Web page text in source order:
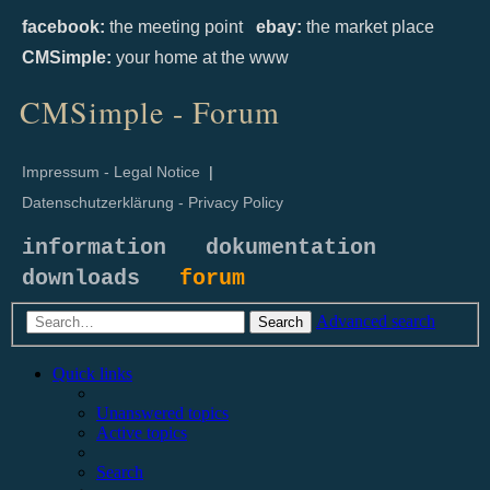
facebook: the meeting point ebay: the market place
CMSimple: your home at the www
CMSimple - Forum
Impressum - Legal Notice |
Datenschutzerklärung - Privacy Policy
information
dokumentation
downloads forum
Search Advanced search
Quick links
Unanswered topics
Active topics
Search